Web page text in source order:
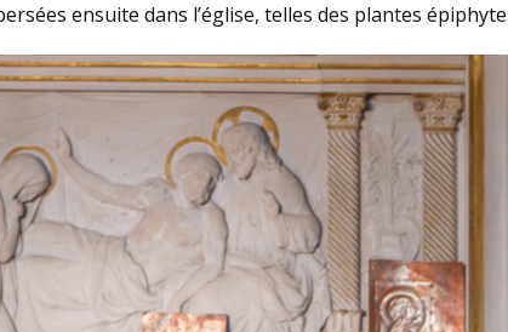
ensuite dans l’église, telles des plantes